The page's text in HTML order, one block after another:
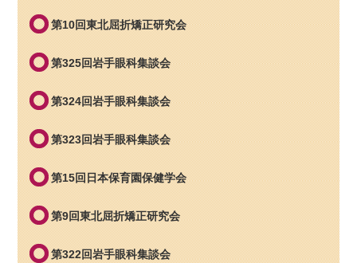
第10回東北屈折矯正研究会
第325回岩手眼科集談会
第324回岩手眼科集談会
第323回岩手眼科集談会
第15回日本保育園保健学会
第9回東北屈折矯正研究会
第322回岩手眼科集談会